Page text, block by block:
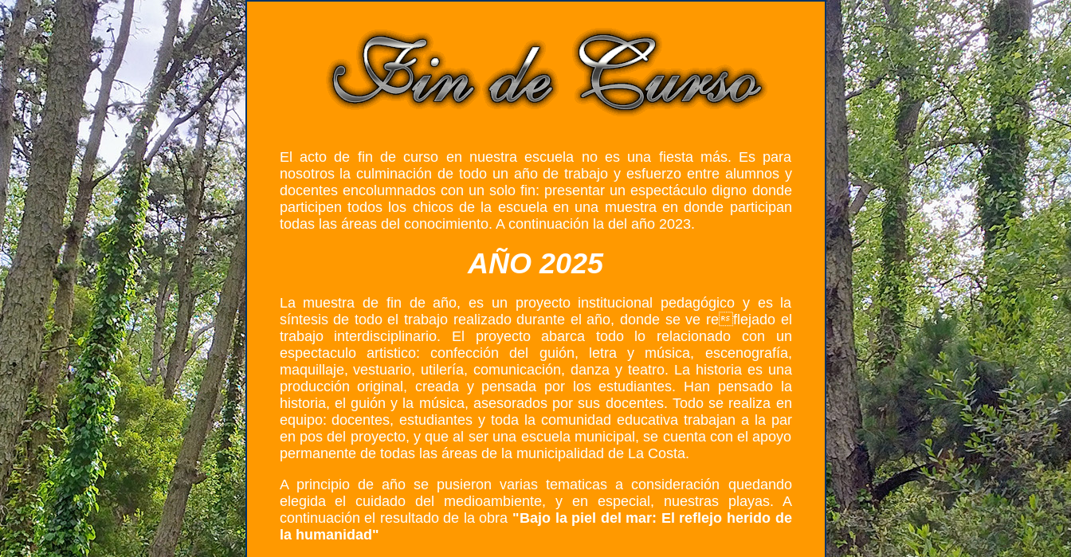
El acto de fin de curso en nuestra escuela no es una fiesta más. Es para
nosotros la culminación de todo un año de trabajo y esfuerzo entre alumnos y
docentes encolumnados con un solo fin: presentar un espectáculo digno donde
participen todos los chicos de la escuela en una muestra en donde participan
todas las áreas del conocimiento. A continuación la del año 2023.
AÑO 2025
La muestra de fin de año, es un proyecto institucional pedagógico y es la
síntesis de todo el trabajo realizado durante el año, donde se ve reflejado el
trabajo interdisciplinario. El proyecto abarca todo lo relacionado con un
espectaculo artistico: confección del guión, letra y música, escenografía,
maquillaje, vestuario, utilería, comunicación, danza y teatro. La historia es una
producción original, creada y pensada por los estudiantes. Han pensado la
historia, el guión y la música, asesorados por sus docentes. Todo se realiza en
equipo: docentes, estudiantes y toda la comunidad educativa trabajan a la par
en pos del proyecto, y que al ser una escuela municipal, se cuenta con el apoyo
permanente de todas las áreas de la municipalidad de La Costa.
A principio de año se pusieron varias tematicas a consideración quedando
elegida el cuidado del medioambiente, y en especial, nuestras playas. A
continuación el resultado de la obra "Bajo la piel del mar: El reflejo herido de
la humanidad"